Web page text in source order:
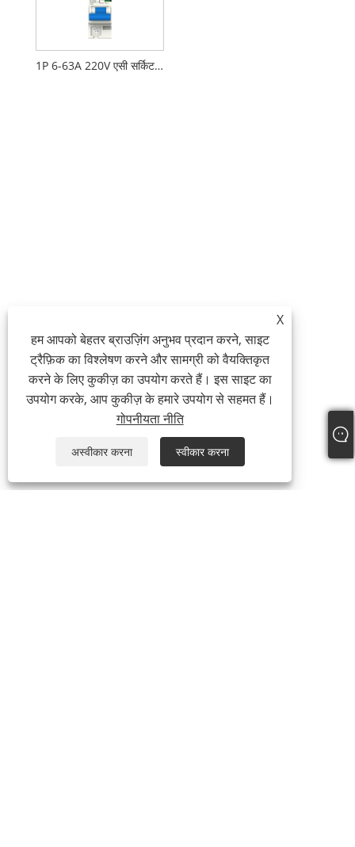
1P 6-63A 220V एसी सर्किट ब्रेकर
X
हम आपको बेहतर ब्राउज़िंग अनुभव प्रदान करने, साइट
ट्रैफ़िक का विश्लेषण करने और सामग्री को वैयक्तिकृत
करने के लिए कुकीज़ का उपयोग करते हैं। इस साइट का
उपयोग करके, आप कुकीज़ के हमारे उपयोग से सहमत हैं।
गोपनीयता नीति
अस्वीकार करना स्वीकार करना